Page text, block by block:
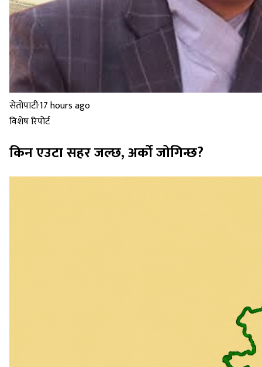
सेतोपाटी·17 hours ago
विशेष रिपोर्ट
किन एउटा सहर जल्छ, अर्को जोगिन्छ?